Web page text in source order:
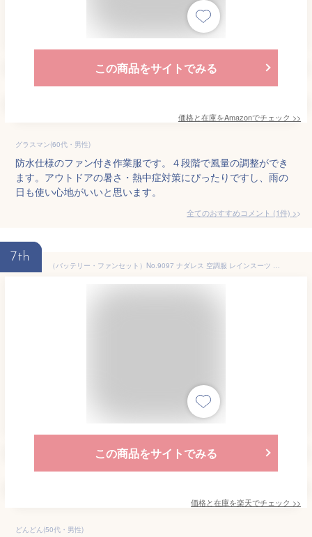
この商品をサイトでみる
価格と在庫をAmazonでチェック >>
グラスマン(60代・男性)
防水仕様のファン付き作業服です。４段階で風量の調整ができ
ます。アウトドアの暑さ・熱中症対策にぴったりですし、雨の
日も使い心地がいいと思います。
全てのおすすめコメント (1件) >
7th
（バッテリー・ファンセット）No.9097 ナダレス 空調服 レインスーツ カラー：ネイビー サイズ：S・M・L・LL・EL（3L） 【カッパ・レインウェア・雨衣・DIRECT COOLING・防水空調服】
この商品をサイトでみる
価格と在庫を楽天でチェック >>
どんどん(50代・男性)